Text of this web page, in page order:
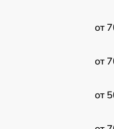
от
от
от